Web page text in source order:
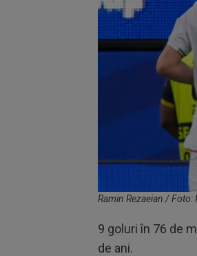
Ramin Rezaeian /
9 goluri în 76 de
de ani.